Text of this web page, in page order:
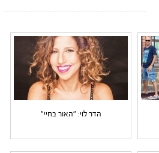
הדר לוי: "האור בחיי"